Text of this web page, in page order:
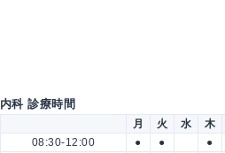
内科 診療時間
月 火 水 木
08:30-12:00
● ● ●